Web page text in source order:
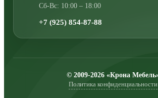
Сб-Вс: 10:00 – 18:00
+7 (925) 854-87-88
© 2009-2026 «Крона
Политика конфиденциальности